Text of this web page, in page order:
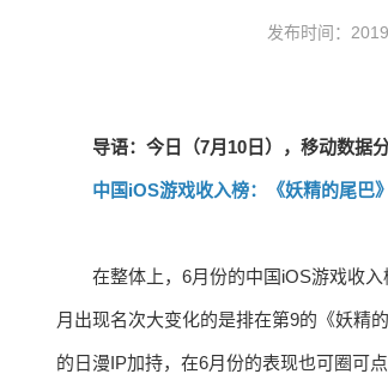
发布时间：
导语：今日（7月10日），移动数据
中国iOS游戏收入榜：《妖精的尾巴
在整体上，6月份的中国iOS游戏收
月出现名次大变化的是排在第9的《妖精
的日漫IP加持，在6月份的表现也可圈可点